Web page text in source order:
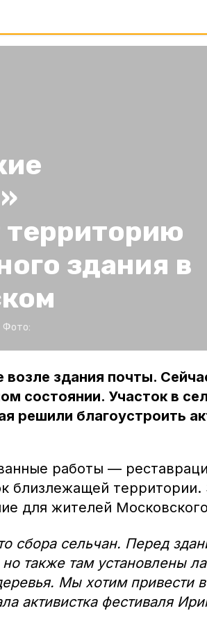
территорию
здания в
Фото:
возле здания почты.
состоянии. Участок в
решили благоустроить
работы —
близлежащей территории.
для жителей
сбора сельчан. Перед
также там установлены
Мы хотим привести
активистка фестиваля